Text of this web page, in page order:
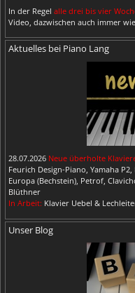
In der Regel alle drei bis vier
Video, dazwischen auch immer
Aktuelles bei Piano Lang
28.07.2026 Neue überholte
Feurich Design-Piano, Yamaha
Europa (Bechstein), Petrof,
Blüthner
In Arbeit: Klavier Uebel &
Unser Blog